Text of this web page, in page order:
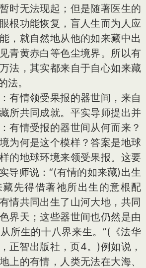
时无法现起；但是随著医生的
根功能恢复，盲人生而为人应
，就自然地从他的如来藏中出
青黄赤白等色尘境界。所以有
法，其实都来自于自心如来藏
法。
有情领受果报的器世间，来自
所共同成就。平实导师提出并
有情受报的器世间从何而来？
为何是这个模样？答案是地球
的地球环境来领受果报。这要
导师说：“(有情的如来藏)出生
先得借著祂所出生的意根配
情共同出生了山河大地，共同
界天；这些器世间也仍然是由
所生的十八界来生。”(《法华
正智出版社，页4。)例如说，
上的有情，人类无法在大海、